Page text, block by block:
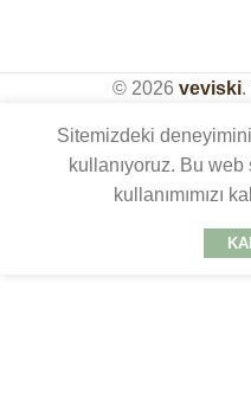
© 2026 veviski.
Sitemizdeki
kullanıyoruz. Bu
kullanımımızı